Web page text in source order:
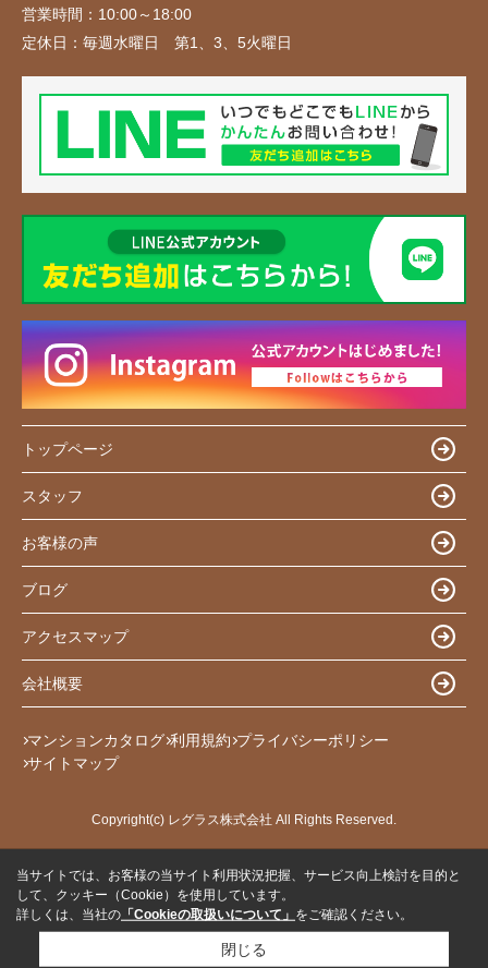
営業時間： 10:00～18:00
定休日： 毎週水曜日 第1、3、5火曜日
トップページ
スタッフ
お客様の声
ブログ
アクセスマップ
会社概要
マンションカタログ 利用規約 プライバシーポリシー
サイトマップ
Copyright(c) レグラス株式会社 All Rights Reserved.
当サイトでは、お客様の当サイト利用状況把握、サービス向上検討を目的と
して、クッキー（Cookie）を使用しています。
詳しくは、当社の 「Cookieの取扱いについて」 をご確認ください。
閉じる